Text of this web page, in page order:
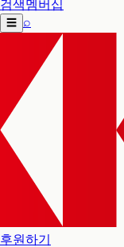
검색멤버십
☰ ⌕
후원하기